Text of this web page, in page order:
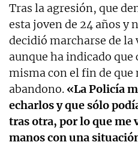
Tras la agresión, que
esta joven de 24 años y
decidió marcharse de
aunque ha indicado
misma con el fin de que
abandono. «La Policía
echarlos y que sólo
tras otra, por lo que me
manos con una